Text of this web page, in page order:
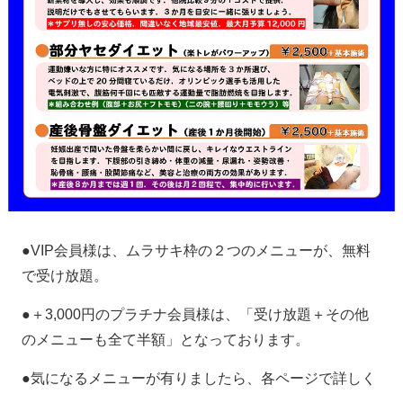
●VIP会員様は、ムラサキ枠の２つのメニューが、無料
で受け放題。
●＋3,000円のプラチナ会員様は、「受け放題＋その他
のメニューも全て半額」となっております。
●気になるメニューが有りましたら、各ページで詳しく